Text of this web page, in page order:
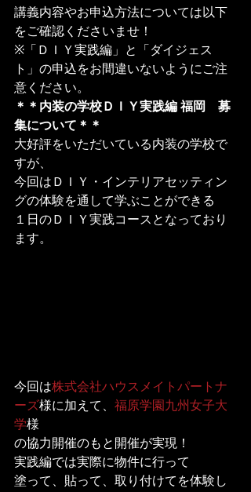
講義内容やお申込方法については以下
をご確認くださいませ！
※「ＤＩＹ実践編」と「ダイジェス
ト」の申込をお間違いないようにご注
意ください。
＊＊内装の学校ＤＩＹ実践編 福岡　募
集について＊＊
大好評をいただいている内装の学校で
すが、
今回はＤＩＹ・インテリアセッティン
グの体験を通して学ぶことができる
１日のＤＩＹ実践コースとなっており
ます。
今回は株式会社ハウスメイトパートナ
ーズ様に加えて、 福原学園九州女子大
学様
の協力開催のもと開催が実現！
実践編では実際に物件に行って
塗って、貼って、取り付けてを体験し